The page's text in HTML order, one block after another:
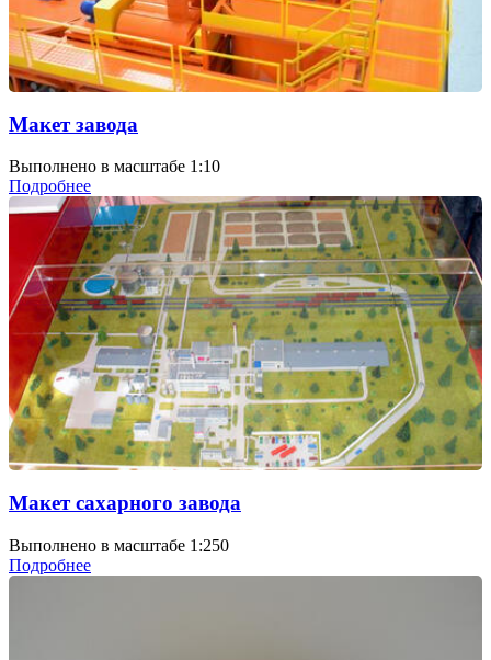
Макет завода
Выполнено в масштабе 1:10
Подробнее
Макет сахарного завода
Выполнено в масштабе 1:250
Подробнее